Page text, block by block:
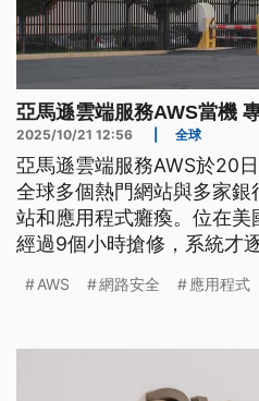
亞馬遜雲端服務AWS當機
2025/10/21 12:56 全球
亞馬遜雲端服務AWS於20
全球多個熱門網站與多家
站和應用程式癱瘓。位在
經過9個小時搶修，系統才
AWS 網路安全 應用程式